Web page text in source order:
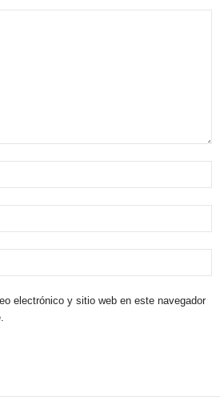
electrónico y sitio web en este navegador